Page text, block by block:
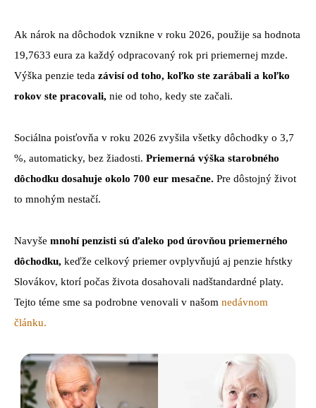
Ak nárok na dôchodok vznikne v roku 2026, použije sa hodnota
19,7633 eura za každý odpracovaný rok pri priemernej mzde.
Výška penzie teda závisí od toho, koľko ste zarábali a koľko
rokov ste pracovali, nie od toho, kedy ste začali.
Sociálna poisťovňa v roku 2026 zvyšila všetky dôchodky o 3,7
%, automaticky, bez žiadosti. Priemerná výška starobného
dôchodku dosahuje okolo 700 eur mesačne. Pre dôstojný život
to mnohým nestačí.
Navyše mnohí penzisti sú ďaleko pod úrovňou priemerného
dôchodku, keďže celkový priemer ovplyvňujú aj penzie hŕstky
Slovákov, ktorí počas života dosahovali nadštandardné platy.
Tejto téme sme sa podrobne venovali v našom nedávnom
článku.